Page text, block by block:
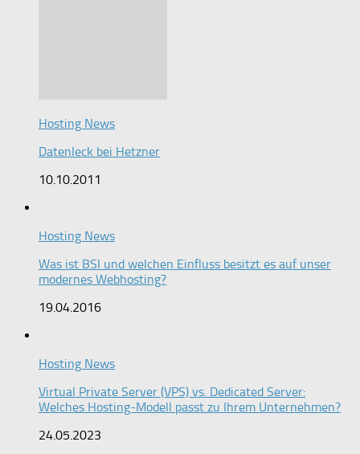
Hosting News
Datenleck bei Hetzner
10.10.2011
Hosting News
Was ist BSI und welchen Einfluss besitzt es auf unser
modernes Webhosting?
19.04.2016
Hosting News
Virtual Private Server (VPS) vs. Dedicated Server:
Welches Hosting-Modell passt zu Ihrem Unternehmen?
24.05.2023